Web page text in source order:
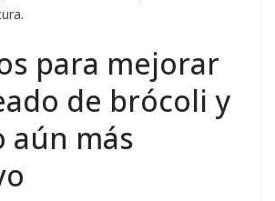
para mejorar
de brócoli y
aún más